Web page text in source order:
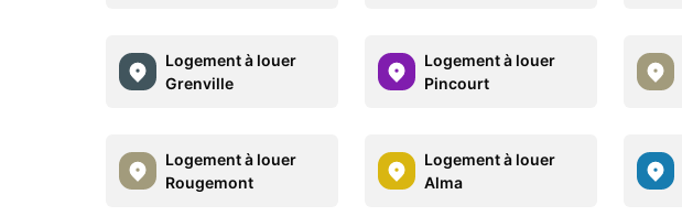
Logement à louer
Grenville
Logement à louer
Pincourt
Logement à louer
Rougemont
Logement à louer
Alma